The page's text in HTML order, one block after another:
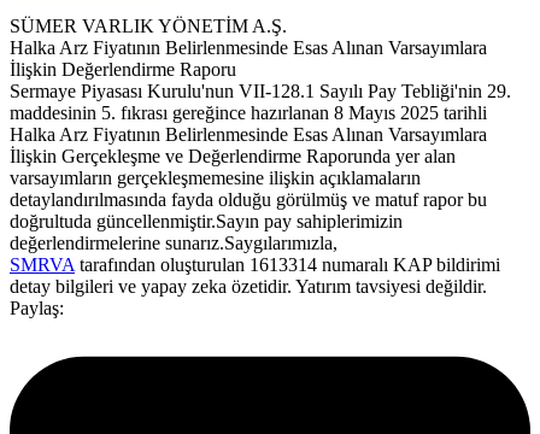
SÜMER VARLIK YÖNETİM A.Ş.
Halka Arz Fiyatının Belirlenmesinde Esas Alınan Varsayımlara
İlişkin Değerlendirme Raporu
Sermaye Piyasası Kurulu'nun VII-128.1 Sayılı Pay Tebliği'nin 29.
maddesinin 5. fıkrası gereğince hazırlanan 8 Mayıs 2025 tarihli
Halka Arz Fiyatının Belirlenmesinde Esas Alınan Varsayımlara
İlişkin Gerçekleşme ve Değerlendirme Raporunda yer alan
varsayımların gerçekleşmemesine ilişkin açıklamaların
detaylandırılmasında fayda olduğu görülmüş ve matuf rapor bu
doğrultuda güncellenmiştir.Sayın pay sahiplerimizin
değerlendirmelerine sunarız.Saygılarımızla,
SMRVA tarafından oluşturulan 1613314 numaralı KAP bildirimi
detay bilgileri ve yapay zeka özetidir. Yatırım tavsiyesi değildir.
Paylaş: